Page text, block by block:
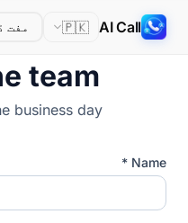
AI Call
🇵🇰 مفت
team
business day.
Name *